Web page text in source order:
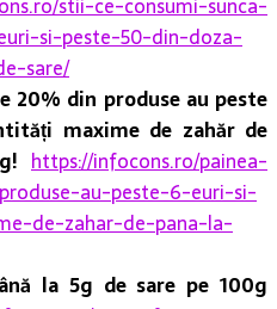
stii-ce-consumi-sunca-
si-peste-50-din-doza-
sare/
20% din produse au peste
maxime de zahăr de
https://infocons.ro/painea-
au-peste-6-euri-si-
de-zahar-de-pana-la-
la 5g de sare pe 100g